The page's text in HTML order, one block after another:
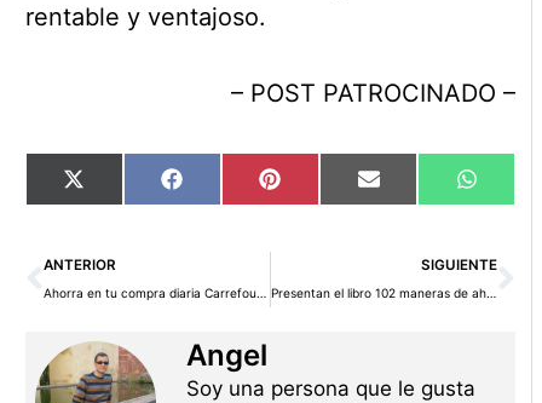
rentable y ventajoso.
– POST PATROCINADO –
Compartir
en
X
(Twitter)
Compartir
en
Facebook Compartir
en
Pinterest Compartir
en
Email
en
Ant
ANTERIOR
Ahorra en tu compra diaria Carrefour repostando en Cepsa
SIGUIENTE
Presentan el libro 102 maneras de ahorrar dinero en Disney
Angel
Soy una persona que le gusta